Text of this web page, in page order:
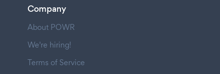
Company
About POWR
We're hiring!
Terms of Service